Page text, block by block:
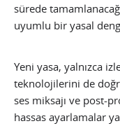
sürede
uyumlu bir yasal
Yeni yasa, yalnızca
teknolojilerini de
ses miksajı ve post-
hassas ayarlamalar